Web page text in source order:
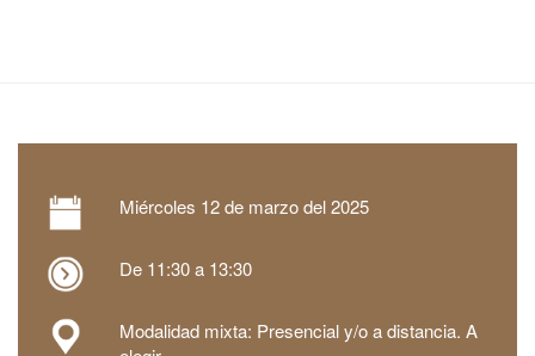
Miércoles 12 de marzo del 2025
De 11:30 a 13:30
Modalidad mixta: Presencial y/o a distancia. A